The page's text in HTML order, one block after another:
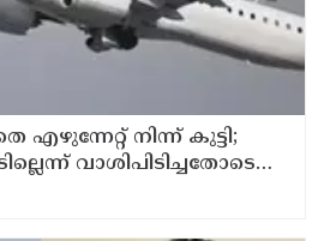
എഴുന്നേറ്റ് നിന്ന് കുട്ടി;
വാശിപിടിച്ചതോടെ